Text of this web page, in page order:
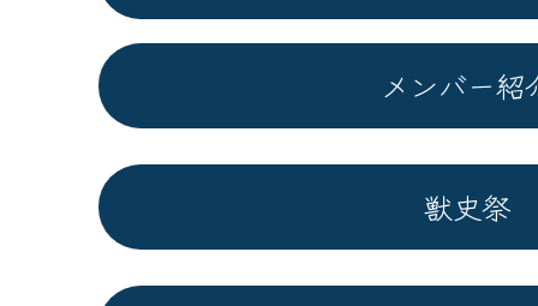
メンバー紹
獣史祭